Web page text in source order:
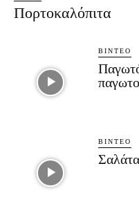
Πορτοκαλόπιτα
ΒΊΝΤΕΟ
ΒΊΝΤΕΟ